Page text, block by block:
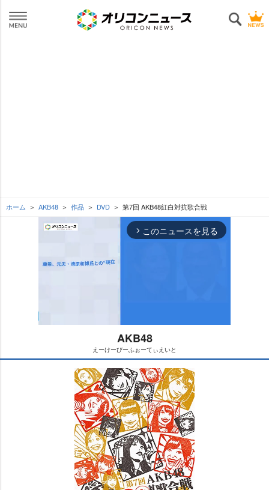
ホーム AKB48 作品 DVD 第7回 AKB48紅白対抗歌合戦
arrow_forward_ios このニュースを見る
M
u
t
e
AKB48
えーけーびーふぉーてぃえいと